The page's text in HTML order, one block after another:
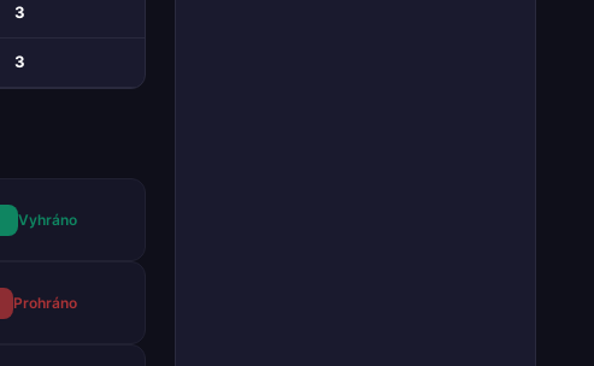
3
3
Vyhráno
Prohráno